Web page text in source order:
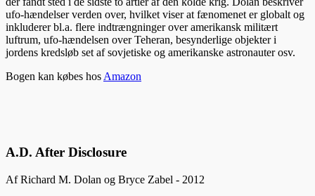
ufo-hændelser verden over, hvilket viser at fænomenet er globalt og
inkluderer bl.a. flere indtrængninger over amerikansk militært
luftrum, ufo-hændelsen over Teheran, besynderlige objekter i
jordens kredsløb set af sovjetiske og amerikanske astronauter osv.
Bogen kan købes hos Amazon
A.D. After Disclosure
Af Richard M. Dolan og Bryce Zabel - 2012